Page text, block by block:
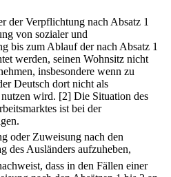
der Verpflichtung nach Absatz 1
von sozialer und
bis zum Ablauf der nach Absatz 1
werden, seinen Wohnsitz nicht
insbesondere wenn zu
Deutsch dort nicht als
wird. [2] Die Situation des
ist bei der
oder Zuweisung nach den
des Ausländers aufzuheben,
dass in den Fällen einer